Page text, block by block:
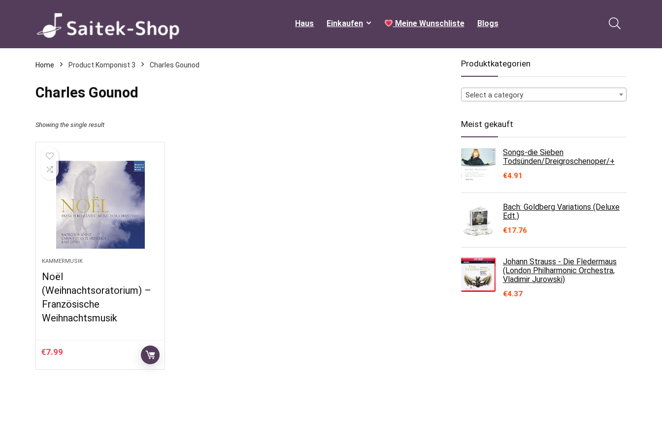
Haus Einkaufen Meine Wunschliste Blogs
Home Product Komponist 3 Charles Gounod
Charles Gounod
Showing the single result
KAMMERMUSIK
Noël
(Weihnachtsoratorium) –
Französische
Weihnachtsmusik
€7.99
Produktkategorien
Select a category
Meist gekauft
Songs-die Sieben
Todsünden/Dreigroschenoper/+
€4.91
Bach: Goldberg Variations (Deluxe
Edt.)
€17.76
Johann Strauss - Die Fledermaus
(London Philharmonic Orchestra,
Vladimir Jurowski)
€4.37